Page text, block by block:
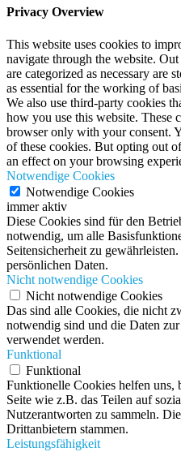
Privacy Overview
This website uses cookies to
navigate through the website.
are categorized as necessary are
as essential for the working of
We also use third-party cookies
how you use this website. These
browser only with your consent.
of these cookies. But opting out
an effect on your browsing
Notwendige Cookies
Notwendige Cookies
immer aktiv
Diese Cookies sind für den
notwendig, um alle
Seitensicherheit zu
persönlichen Daten.
Nicht notwendige Cookies
Nicht notwendige Cookies
Das sind alle Cookies, die nicht
notwendig sind und die Daten
verwendet werden.
Funktional
Funktional
Funktionelle Cookies helfen uns,
Seite wie z.B. das Teilen auf
Nutzerantworten zu sammeln.
Drittanbietern stammen.
Leistungsfähigkeit